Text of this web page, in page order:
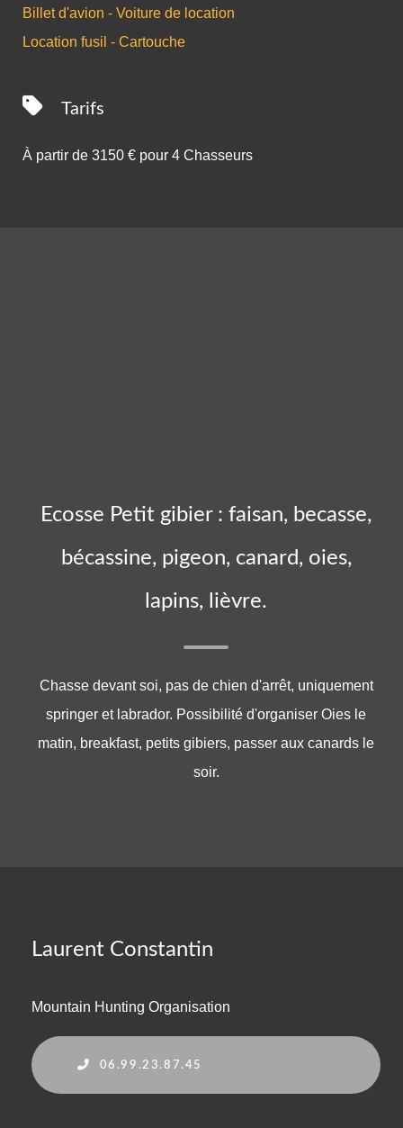
Billet d'avion - Voiture de location
Location fusil - Cartouche
Tarifs
À partir de 3150 € pour 4 Chasseurs
Ecosse Petit gibier : faisan, becasse,
bécassine, pigeon, canard, oies,
lapins, lièvre.
Chasse devant soi, pas de chien d'arrêt, uniquement
springer et labrador. Possibilité d'organiser Oies le
matin, breakfast, petits gibiers, passer aux canards le
soir.
Laurent Constantin
Mountain Hunting Organisation
06.99.23.87.45